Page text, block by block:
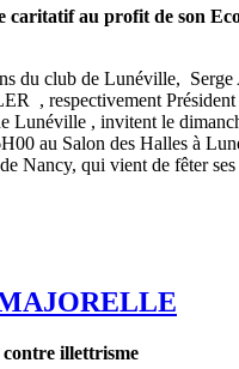
caritatif au profit de son
du club de Lunéville,
, respectivement Président
Lunéville , invitent le
au Salon des Halles à
Nancy, qui vient de fêter
illettrisme